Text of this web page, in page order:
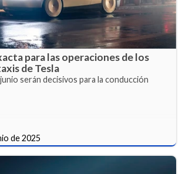
para las operaciones de los
de Tesla
serán decisivos para la conducción
de 2025